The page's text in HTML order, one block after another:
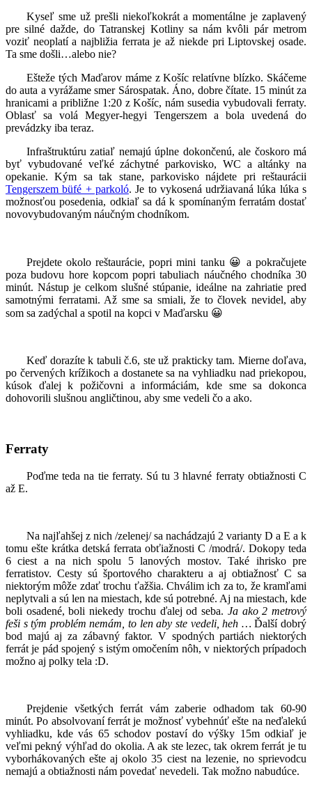
Kyseľ sme už prešli niekoľkokrát a momentálne je zaplavený
pre silné dažde, do Tatranskej Kotliny sa nám kvôli pár metrom
voziť neoplatí a najbližia ferrata je až niekde pri Liptovskej osade.
Ta sme došli…alebo nie?
Ešteže tých Maďarov máme z Košíc relatívne blízko. Skáčeme
do auta a vyrážame smer Sárospatak. Áno, dobre čítate. 15 minút za
hranicami a približne 1:20 z Košíc, nám susedia vybudovali ferraty.
Oblasť sa volá Megyer-hegyi Tengerszem a bola uvedená do
prevádzky iba teraz.
Infraštruktúru zatiaľ nemajú úplne dokončenú, ale čoskoro má
byť vybudované veľké záchytné parkovisko, WC a altánky na
opekanie. Kým sa tak stane, parkovisko nájdete pri reštaurácii
Tengerszem büfé + parkoló. Je to vykosená udržiavaná lúka lúka s
možnosťou posedenia, odkiaľ sa dá k spomínaným ferratám dostať
novovybudovaným náučným chodníkom.
Prejdete okolo reštaurácie, popri mini tanku 😀 a pokračujete
poza budovu hore kopcom popri tabuliach náučného chodníka 30
minút. Nástup je celkom slušné stúpanie, ideálne na zahriatie pred
samotnými ferratami. Až sme sa smiali, že to človek nevidel, aby
som sa zadýchal a spotil na kopci v Maďarsku 😀
Keď dorazíte k tabuli č.6, ste už prakticky tam. Mierne doľava,
po červených krížikoch a dostanete sa na vyhliadku nad priekopou,
kúsok ďalej k požičovni a informáciám, kde sme sa dokonca
dohovorili slušnou angličtinou, aby sme vedeli čo a ako.
Ferraty
Poďme teda na tie ferraty. Sú tu 3 hlavné ferraty obtiažnosti C
až E.
Na najľahšej z nich /zelenej/ sa nachádzajú 2 varianty D a E a k
tomu ešte krátka detská ferrata obťiažnosti C /modrá/. Dokopy teda
6 ciest a na nich spolu 5 lanových mostov. Také ihrisko pre
ferratistov. Cesty sú športového charakteru a aj obtiažnosť C sa
niektorým môže zdať trochu ťažšia. Chválim ich za to, že kramľami
neplytvali a sú len na miestach, kde sú potrebné. Aj na miestach, kde
boli osadené, boli niekedy trochu ďalej od seba. Ja ako 2 metrový
feši s tým problém nemám, to len aby ste vedeli, heh … Ďalší dobrý
bod majú aj za zábavný faktor. V spodných partiách niektorých
ferrát je pád spojený s istým omočením nôh, v niektorých prípadoch
možno aj polky tela :D.
Prejdenie všetkých ferrát vám zaberie odhadom tak 60-90
minút. Po absolvovaní ferrát je možnosť vybehnúť ešte na neďalekú
vyhliadku, kde vás 65 schodov postaví do výšky 15m odkiaľ je
veľmi pekný výhľad do okolia. A ak ste lezec, tak okrem ferrát je tu
vyborhákovaných ešte aj okolo 35 ciest na lezenie, no sprievodcu
nemajú a obtiažnosti nám povedať nevedeli. Tak možno nabudúce.